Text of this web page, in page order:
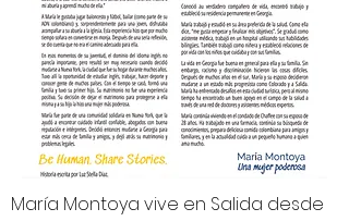
María Montoya vive en Salida desde